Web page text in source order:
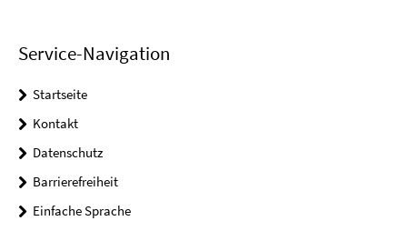
Service-Navigation
Startseite
Kontakt
Datenschutz
Barrierefreiheit
Einfache Sprache